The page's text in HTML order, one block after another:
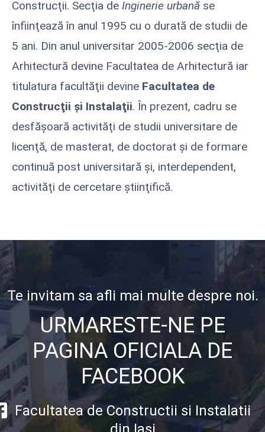
Construcţii. Secţia de Inginerie urbană se
înfiinţează în anul 1995 cu o durată de studii de
5 ani. Din anul universitar 2005-2006 secţia de
Arhitectură devine Facultatea de Arhitectură iar
titulatura facultăţii devine Facultatea de
Construcţii şi Instalaţii. În prezent, cadru se
desfăşoară activităţi de studii universitare de
licenţă, de masterat, de doctorat şi de formare
continuă post universitară şi, interdependent,
activităţi de cercetare ştiinţifică.
Te invitam sa afli mai multe despre noi.
URMARESTE-NE PE
PAGINA OFICIALA DE
FACEBOOK
Facultatea de Constructii si Instalatii